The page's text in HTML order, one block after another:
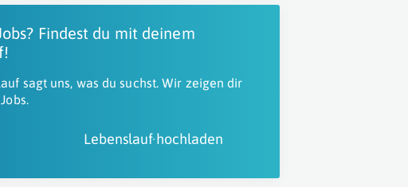
Findest du mit deinem
sagt uns, was du suchst. Wir zeigen dir
Lebenslauf hochladen